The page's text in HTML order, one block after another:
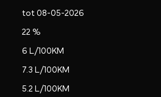
tot 08-05-2026
22 %
6 L/100KM
7.3 L/100KM
5.2 L/100KM